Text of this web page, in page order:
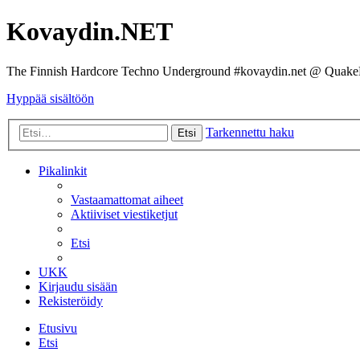
Kovaydin.NET
The Finnish Hardcore Techno Underground #kovaydin.net @
Hyppää sisältöön
Etsi Tarkennettu haku
Pikalinkit
Vastaamattomat aiheet
Aktiiviset viestiketjut
Etsi
UKK
Kirjaudu sisään
Rekisteröidy
Etusivu
Etsi